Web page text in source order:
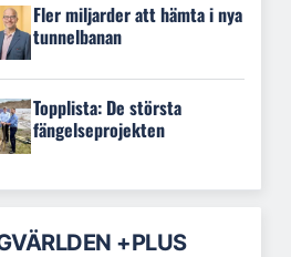
Fler miljarder att hämta i nya
tunnelbanan
Topplista: De största
fängelseprojekten
+PLUS